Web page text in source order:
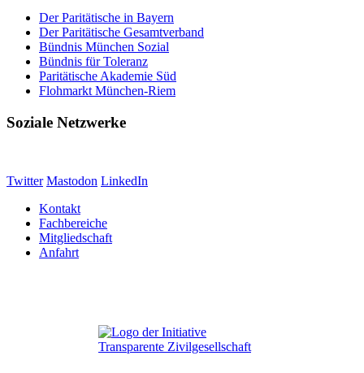
Der Paritätische in Bayern
Der Paritätische Gesamtverband
Bündnis München Sozial
Bündnis für Toleranz
Paritätische Akademie Süd
Flohmarkt München-Riem
Soziale Netzwerke
Twitter Mastodon LinkedIn
Kontakt
Fachbereiche
Mitgliedschaft
Anfahrt